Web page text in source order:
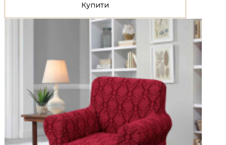
Купити